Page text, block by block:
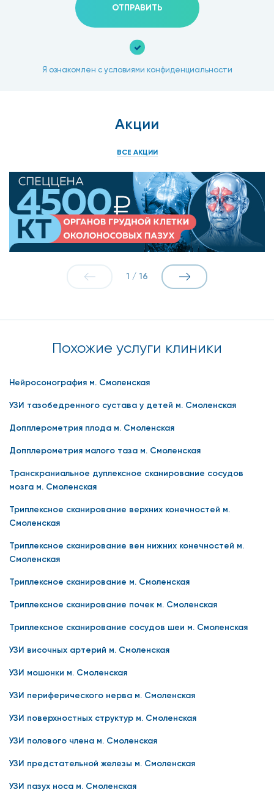
ОТПРАВИТЬ
Я ознакомлен с условиями конфиденциальности
Акции
ВСЕ АКЦИИ
1 / 16
Похожие услуги клиники
Нейросонография м. Смоленская
УЗИ тазобедренного сустава у детей м. Смоленская
Допплерометрия плода м. Смоленская
Допплерометрия малого таза м. Смоленская
Транскраниальное дуплексное сканирование сосудов
мозга м. Смоленская
Триплексное сканирование верхних конечностей м.
Смоленская
Триплексное сканирование вен нижних конечностей м.
Смоленская
Триплексное сканирование м. Смоленская
Триплексное сканирование почек м. Смоленская
Триплексное сканирование сосудов шеи м. Смоленская
УЗИ височных артерий м. Смоленская
УЗИ мошонки м. Смоленская
УЗИ периферического нерва м. Смоленская
УЗИ поверхностных структур м. Смоленская
УЗИ полового члена м. Смоленская
УЗИ предстательной железы м. Смоленская
УЗИ пазух носа м. Смоленская